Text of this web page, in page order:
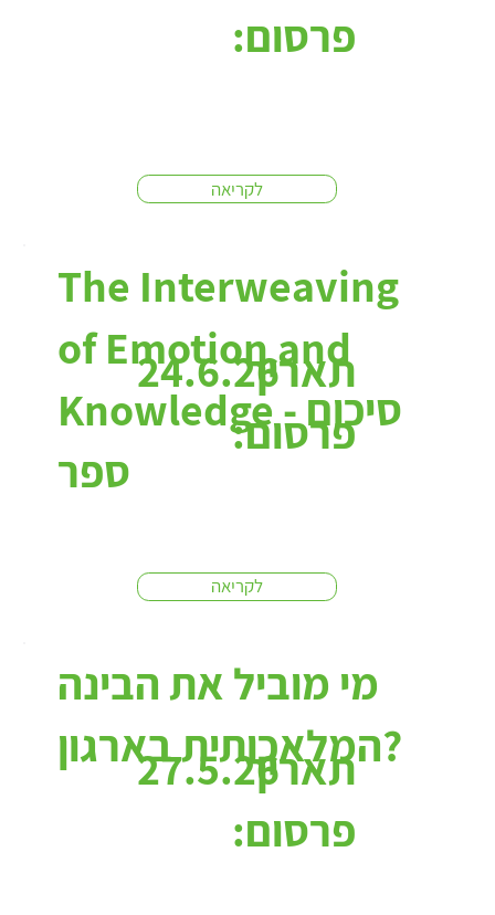
לקריאה
פרסום:
The Interweaving
of Emotion and
Knowledge - סיכום
ספר
לקריאה
24.6.26תאריך
פרסום:
מי מוביל את הבינה
המלאכותית בארגון?
27.5.26תאריך
פרסום: